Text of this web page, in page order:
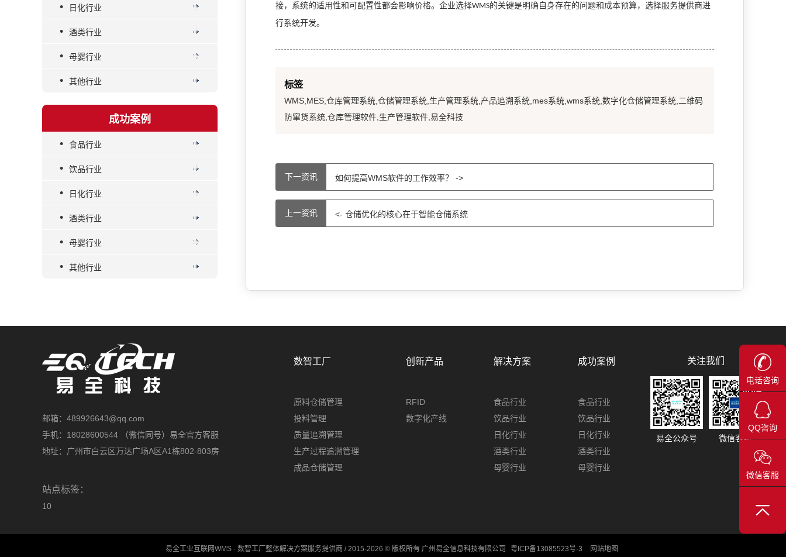
• 日化行业
• 酒类行业
• 母婴行业
• 其他行业
成功案例
• 食品行业
• 饮品行业
• 日化行业
• 酒类行业
• 母婴行业
• 其他行业
接，系统的适用性和可配置性都会影响价格。企业选择WMS的关键是明确自身存在的问题和成本预算，选择服务提供商进
行系统开发。
标签
WMS,MES,仓库管理系统,仓储管理系统,生产管理系统,产品追溯系统,mes系统,wms系统,数字化仓储管理系统,二维码
防窜货系统,仓库管理软件,生产管理软件,易全科技
下一资讯 如何提高WMS软件的工作效率？ ->
上一资讯 <- 仓储优化的核心在于智能仓储系统
邮箱：489926643@qq.com
手机：18028600544 （微信同号）易全官方客服
地址：广州市白云区万达广场A区A1栋802-803房
数智工厂
原料仓储管理
投料管理
质量追溯管理
生产过程追溯管理
成品仓储管理
创新产品
RFID
数字化产线
解决方案
食品行业
饮品行业
日化行业
酒类行业
母婴行业
成功案例
食品行业
饮品行业
日化行业
酒类行业
母婴行业
站点标签：
10
关注我们
易全公众号 微信客服
易全工业互联网WMS · 数智工厂整体解决方案服务提供商 / 2015-2026 © 版权所有 广州易全信息科技有限公司 粤ICP备13085523号-3 网站地图
电话咨询
QQ咨询
微信客服